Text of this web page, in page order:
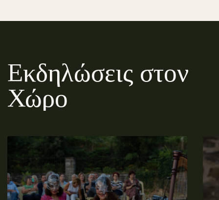
Εκδηλώσεις στον
Χώρο